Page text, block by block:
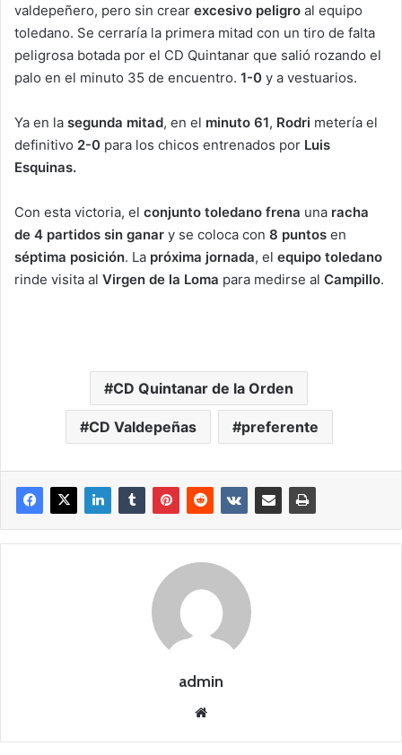
valdepeñero, pero sin crear excesivo peligro al equipo
toledano. Se cerraría la primera mitad con un tiro de falta
peligrosa botada por el CD Quintanar que salió rozando el
palo en el minuto 35 de encuentro. 1-0 y a vestuarios.
Ya en la segunda mitad, en el minuto 61, Rodri metería el
definitivo 2-0 para los chicos entrenados por Luis
Esquinas.
Con esta victoria, el conjunto toledano frena una racha
de 4 partidos sin ganar y se coloca con 8 puntos en
séptima posición. La próxima jornada, el equipo toledano
rinde visita al Virgen de la Loma para medirse al Campillo.
CD Quintanar de la Orden
CD Valdepeñas preferente
admin